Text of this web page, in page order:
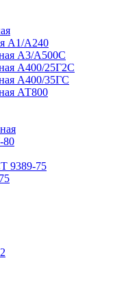
А1/А240
А3/А500С
А400/25Г2С
А400/35ГС
АТ800
80
9389-75